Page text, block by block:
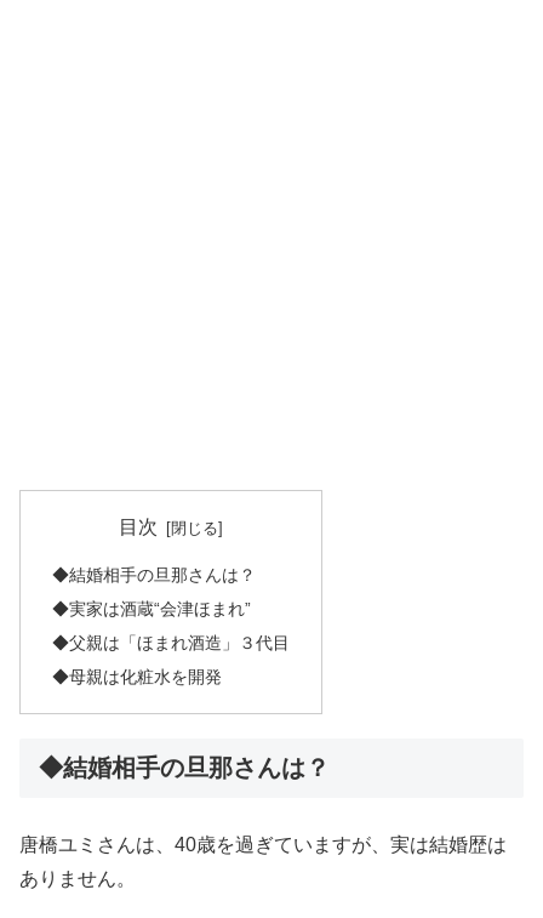
目次
◆結婚相手の旦那さんは？
◆実家は酒蔵“会津ほまれ”
◆父親は「ほまれ酒造」３代目
◆母親は化粧水を開発
◆結婚相手の旦那さんは？
唐橋ユミさんは、40歳を過ぎていますが、実は結婚歴は
ありません。